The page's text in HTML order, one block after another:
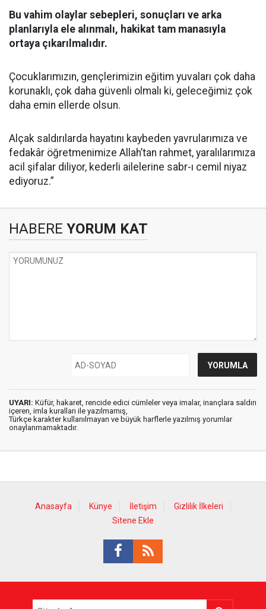
Bu vahim olaylar sebepleri, sonuçları ve arka
planlarıyla ele alınmalı, hakikat tam manasıyla
ortaya çıkarılmalıdır.
Çocuklarımızın, gençlerimizin eğitim yuvaları çok daha
korunaklı, çok daha güvenli olmalı ki, geleceğimiz çok
daha emin ellerde olsun.
Alçak saldırılarda hayatını kaybeden yavrularımıza ve
fedakâr öğretmenimize Allah’tan rahmet, yaralılarımıza
acil şifalar diliyor, kederli ailelerine sabr-ı cemil niyaz
ediyoruz.”
HABERE YORUM KAT
UYARI: Küfür, hakaret, rencide edici cümleler veya imalar, inançlara saldırı
içeren, imla kuralları ile yazılmamış,
Türkçe karakter kullanılmayan ve büyük harflerle yazılmış yorumlar
onaylanmamaktadır.
Anasayfa Künye İletişim
Gizlilik İlkeleri
Sitene Ekle